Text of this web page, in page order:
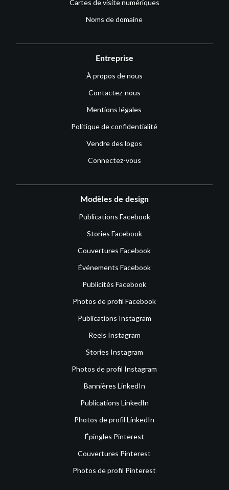
Cartes de visite numériques
Noms de domaine
Entreprise
À propos de nous
Contactez-nous
Mentions légales
Politique de confidentialité
Vendre des logos
Connectez-vous
Modèles de design
Publications Facebook
Stories Facebook
Couvertures Facebook
Événements Facebook
Publicités Facebook
Photos de profil Facebook
Publications Instagram
Reels Instagram
Stories Instagram
Photos de profil Instagram
Bannières LinkedIn
Publications LinkedIn
Photos de profil LinkedIn
Épingles Pinterest
Couvertures Pinterest
Photos de profil Pinterest